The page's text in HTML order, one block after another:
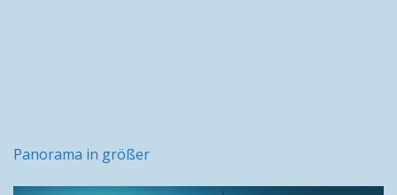
Panorama in größer